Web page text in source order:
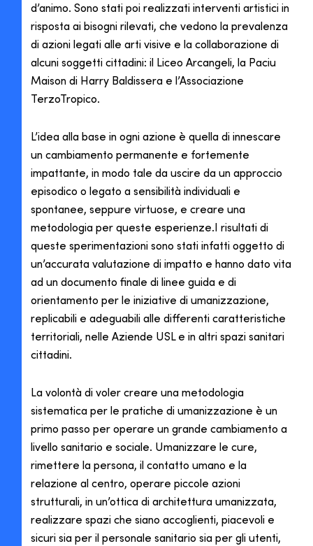
d’animo. Sono stati poi realizzati interventi artistici in
risposta ai bisogni rilevati, che vedono la prevalenza
di azioni legati alle arti visive e la collaborazione di
alcuni soggetti cittadini: il Liceo Arcangeli, la Paciu
Maison di Harry Baldissera e l’Associazione
TerzoTropico.
L’idea alla base in ogni azione è quella di innescare
un cambiamento permanente e fortemente
impattante, in modo tale da uscire da un approccio
episodico o legato a sensibilità individuali e
spontanee, seppure virtuose, e creare una
metodologia per queste esperienze.I risultati di
queste sperimentazioni sono stati infatti oggetto di
un’accurata valutazione di impatto e hanno dato vita
ad un documento finale di linee guida e di
orientamento per le iniziative di umanizzazione,
replicabili e adeguabili alle differenti caratteristiche
territoriali, nelle Aziende USL e in altri spazi sanitari
cittadini.
La volontà di voler creare una metodologia
sistematica per le pratiche di umanizzazione è un
primo passo per operare un grande cambiamento a
livello sanitario e sociale. Umanizzare le cure,
rimettere la persona, il contatto umano e la
relazione al centro, operare piccole azioni
strutturali, in un’ottica di architettura umanizzata,
realizzare spazi che siano accoglienti, piacevoli e
sicuri sia per il personale sanitario sia per gli utenti,